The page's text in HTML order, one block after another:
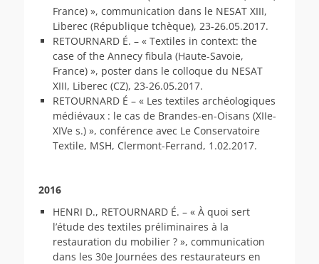
France) », communication dans le NESAT XIII,
Liberec (République tchèque), 23-26.05.2017.
RETOURNARD É. – « Textiles in context: the
case of the Annecy fibula (Haute-Savoie,
France) », poster dans le colloque du NESAT
XIII, Liberec (CZ), 23-26.05.2017.
RETOURNARD É – « Les textiles archéologiques
médiévaux : le cas de Brandes-en-Oisans (XIIe-
XIVe s.) », conférence avec Le Conservatoire
Textile, MSH, Clermont-Ferrand, 1.02.2017.
2016
HENRI D., RETOURNARD É. – « À quoi sert
l’étude des textiles préliminaires à la
restauration du mobilier ? », communication
dans les 30e Journées des restaurateurs en